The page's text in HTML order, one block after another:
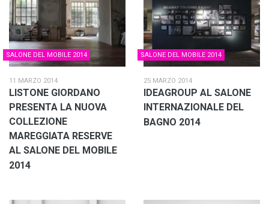
SALONE DEL MOBILE 2014
11 MARZO 2014
LISTONE GIORDANO
PRESENTA LA NUOVA
COLLEZIONE
MAREGGIATA RESERVE
AL SALONE DEL MOBILE
2014
SALONE DEL MOBILE 2014
25 MARZO 2014
IDEAGROUP AL SALONE
INTERNAZIONALE DEL
BAGNO 2014